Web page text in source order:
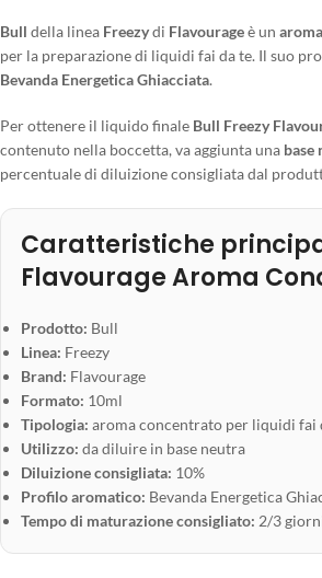
Bull della linea Freezydi Flavourageè un
per la preparazione di liquidi fai da te. Il suo
Bevanda Energetica Ghiacciata.
Per ottenere il liquido finale Bull Freezy
contenuto nella boccetta, va aggiunta una base
percentuale di diluizione consigliata dal
Caratteristiche
Flavourage Aroma
Prodotto: Bull
Linea: Freezy
Brand: Flavourage
Formato: 10ml
Tipologia: aroma concentrato per liquidi fai
Utilizzo: da diluire in base neutra
Diluizione consigliata: 10%
Profilo aromatico: Bevanda Energetica
Tempo di maturazione consigliato: 2/3